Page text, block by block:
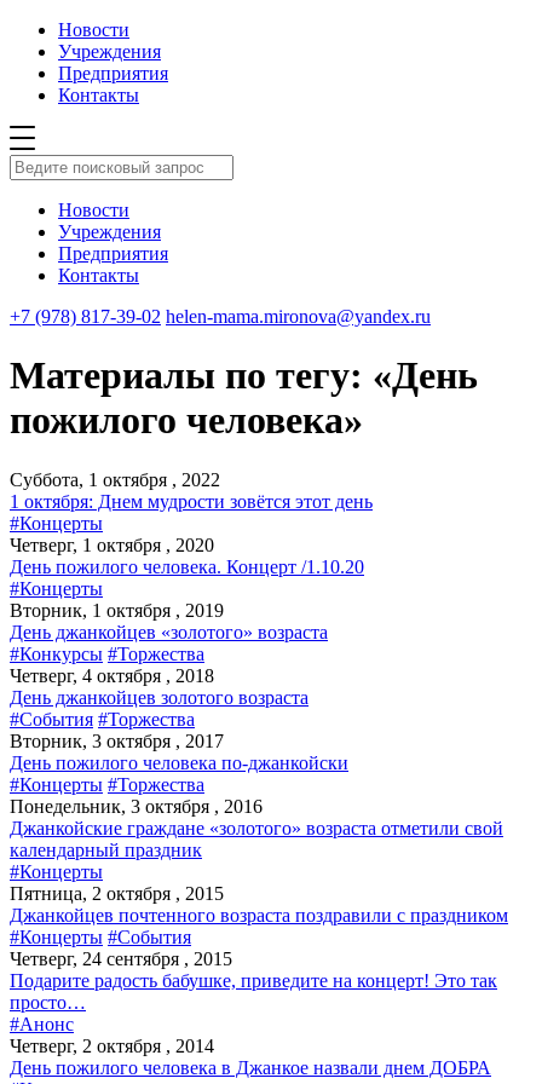
Новости
Учреждения
Предприятия
Контакты
Новости
Учреждения
Предприятия
Контакты
+7 (978) 817-39-02 helen-mama.mironova@yandex.ru
Материалы по тегу: «День
пожилого человека»
Суббота, 1 октября , 2022
1 октября: Днем мудрости зовётся этот день
#Концерты
Четверг, 1 октября , 2020
День пожилого человека. Концерт /1.10.20
#Концерты
Вторник, 1 октября , 2019
День джанкойцев «золотого» возраста
#Конкурсы #Торжества
Четверг, 4 октября , 2018
День джанкойцев золотого возраста
#События #Торжества
Вторник, 3 октября , 2017
День пожилого человека по-джанкойски
#Концерты #Торжества
Понедельник, 3 октября , 2016
Джанкойские граждане «золотого» возраста отметили свой
календарный праздник
#Концерты
Пятница, 2 октября , 2015
Джанкойцев почтенного возраста поздравили с праздником
#Концерты #События
Четверг, 24 сентября , 2015
Подарите радость бабушке, приведите на концерт! Это так
просто…
#Анонс
Четверг, 2 октября , 2014
День пожилого человека в Джанкое назвали днем ДОБРА